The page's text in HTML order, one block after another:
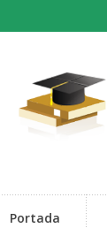
Portada